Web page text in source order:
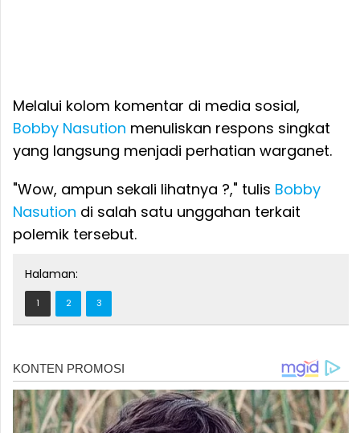
Melalui kolom komentar di media sosial,
Bobby Nasution menuliskan respons singkat
yang langsung menjadi perhatian warganet.
"Wow, ampun sekali lihatnya ?," tulis Bobby
Nasution di salah satu unggahan terkait
polemik tersebut.
Halaman:
1 2 3